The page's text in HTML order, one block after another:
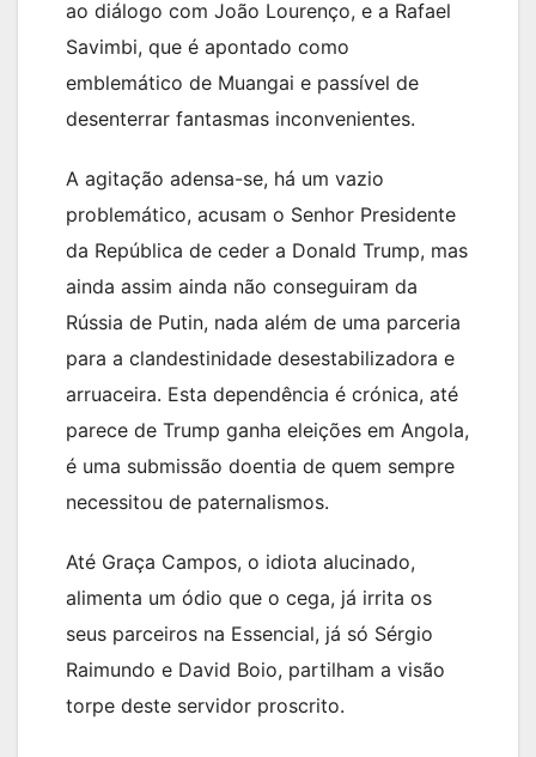
ao diálogo com João Lourenço, e a Rafael
Savimbi, que é apontado como
emblemático de Muangai e passível de
desenterrar fantasmas inconvenientes.
A agitação adensa-se, há um vazio
problemático, acusam o Senhor Presidente
da República de ceder a Donald Trump, mas
ainda assim ainda não conseguiram da
Rússia de Putin, nada além de uma parceria
para a clandestinidade desestabilizadora e
arruaceira. Esta dependência é crónica, até
parece de Trump ganha eleições em Angola,
é uma submissão doentia de quem sempre
necessitou de paternalismos.
Até Graça Campos, o idiota alucinado,
alimenta um ódio que o cega, já irrita os
seus parceiros na Essencial, já só Sérgio
Raimundo e David Boio, partilham a visão
torpe deste servidor proscrito.